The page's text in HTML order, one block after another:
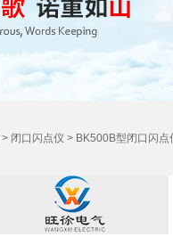
> 闭口闪点仪 > BK500B型闭口闪点